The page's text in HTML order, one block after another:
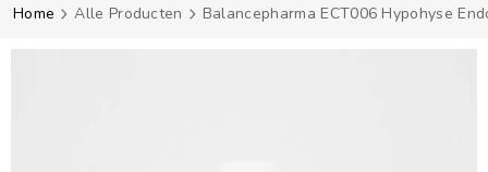
Home
Alle Producten Balancepharma ECT006 Hypohyse